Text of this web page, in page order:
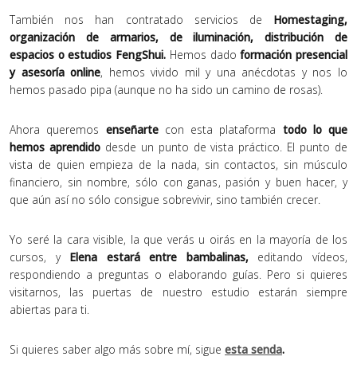
También nos han contratado servicios de Homestaging,
organización de armarios, de iluminación, distribución de
espacios o estudios FengShui. Hemos dadoformación presencial
y asesoría online, hemos vivido mil y una anécdotas y nos lo
hemos pasado pipa (aunque no ha sido un camino de rosas).
Ahora queremos enseñartecon esta plataforma todo lo que
hemos aprendidodesde un punto de vista práctico. El punto de
vista de quien empieza de la nada, sin contactos, sin músculo
financiero, sin nombre, sólo con ganas, pasión y buen hacer, y
que aún así no sólo consigue sobrevivir, sino también crecer.
Yo seré la cara visible, la que verás u oirás en la mayoría de los
cursos, y Elena estará entre bambalinas, editando vídeos,
respondiendo a preguntas o elaborando guías. Pero si quieres
visitarnos, las puertas de nuestro estudio estarán siempre
abiertas para ti.
Si quieres saber algo más sobre mí, sigue esta senda.